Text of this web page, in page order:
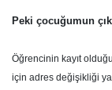
Peki çocuğumun
Öğrencinin kayıt
için adres değişikliği